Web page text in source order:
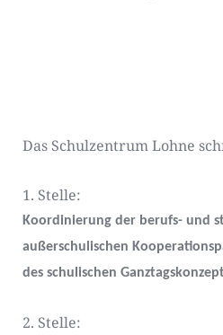
Das Schulzentrum Lohne
1. Stelle:
Koordinierung der berufs- und
außerschulischen
des schulischen
2. Stelle: